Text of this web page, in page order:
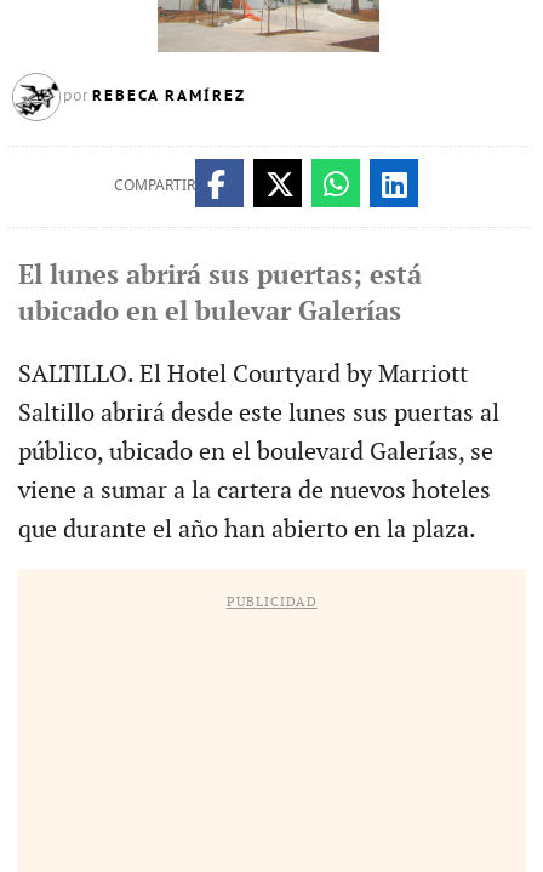
por REBECA RAMÍREZ
COMPARTIR
El lunes abrirá sus puertas; está
ubicado en el bulevar Galerías
SALTILLO. El Hotel Courtyard by Marriott
Saltillo abrirá desde este lunes sus puertas al
público, ubicado en el boulevard Galerías, se
viene a sumar a la cartera de nuevos hoteles
que durante el año han abierto en la plaza.
PUBLICIDAD